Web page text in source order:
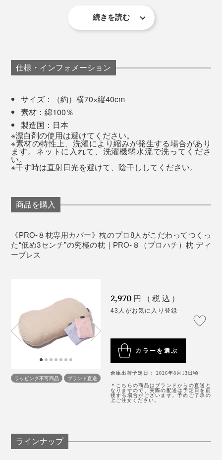
プラチナコットン®は、綿のなかでも繊維が細く、柔ら
いに変化させるシルケット加工済みです。
カバー裏面にある、大きなポケットから、枕を出し入れ
してください。
直接寝られますが、汚れが気になる人に、おすすめしま
す。
続きを読む
仕様・インフォメーション
サイズ：（約）横70×縦40cm
素材：綿100％
製造国：日本
※漂白剤の使用は避けてください。
※素材の特性上、洗濯により縮みが発生する場合があり
ます。ネットに入れて、洗濯機弱水流で洗ってくださ
い。
※干す時は直射日光を避けて、陰干ししてください。
商品を購入
《PRO-８枕専用カバー》枕のプロ8人がこだわってつくっ
た“低め3センチ”の究極の枕｜PRO-８（プロハチ）枕 ディ
ーブレス
ラッピング不可商品 ブランド直送
2,970 円（税込）
43人がお気に入り登録
カラーを選ぶ
倉庫出荷予定日： 2026年8月13日頃
＊こちらの商品はブランドからの直送と
なりますので、実際の配送は予定日を前
後する場合がございます。予めご了承の
上ご注文ください。
ラインナップ